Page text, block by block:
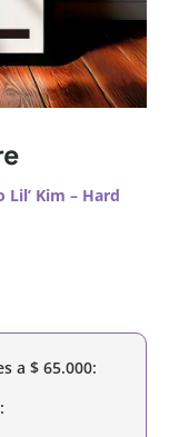
Lil’ Kim – Hard
a $ 65.000: